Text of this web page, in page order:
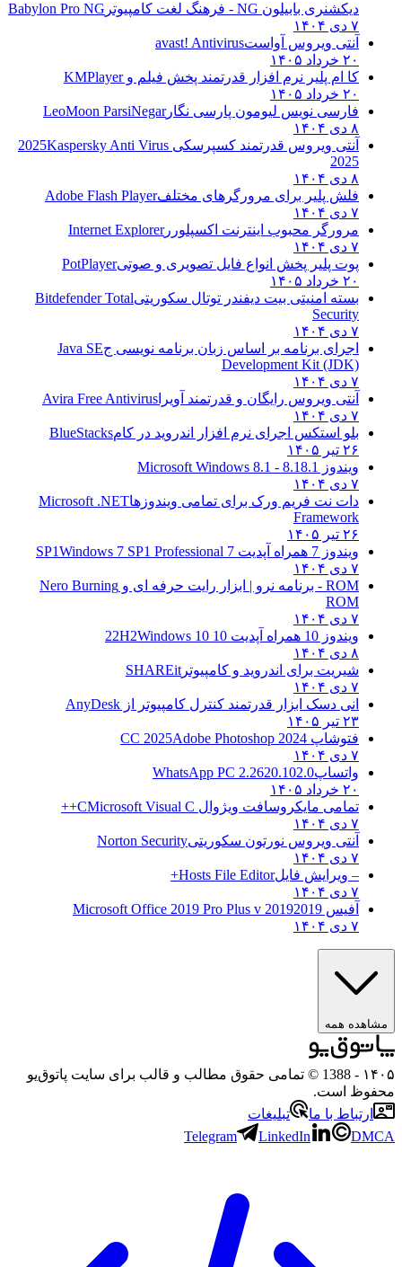
دیکشنری بابیلون NG - فرهنگ لغت کامپیوتر
Babylon Pro NG
۷ دی ۱۴۰۴
آنتی ویروس آواستavast! Antivirus
۲۰ خرداد ۱۴۰۵
کا ام پلیر نرم افزار قدرتمند پخش فیلم وKMPlayer
۲۰ خرداد ۱۴۰۵
فارسی نویس لیومون پارسی نگارLeoMoon ParsiNegar
۸ دی ۱۴۰۴
آنتی ویروس قدرتمند کسپرسکی 2025 Kaspersky Anti Virus
2025
۸ دی ۱۴۰۴
فلش پلیر برای مرورگرهای مختلفAdobe Flash Player
۷ دی ۱۴۰۴
مرورگر محبوب اینترنت اکسپلوررInternet Explorer
۷ دی ۱۴۰۴
پوت پلیر پخش انواع فایل تصویری و صوتیPotPlayer
۲۰ خرداد ۱۴۰۵
بسته امنیتی بیت دیفندر توتال سکوریتیBitdefender Total
Security
۷ دی ۱۴۰۴
اجرای برنامه بر اساس زبان برنامه نویسی جJava SE
Development Kit (JDK)
۷ دی ۱۴۰۴
آنتی ویروس رایگان و قدرتمند آویرا Avira Free Antivirus
۷ دی ۱۴۰۴
بلو استکس اجرای نرم افزار اندروید در کامBlueStacks
۲۶ تیر ۱۴۰۵
ویندوز 8.1
8.1 - Microsoft Windows 8.1
۷ دی ۱۴۰۴
دات نت فریم ورک برای تمامی ویندوزهاMicrosoft .NET
Framework
۲۶ تیر ۱۴۰۵
ویندوز 7 همراه آپدیت 7 SP1
Windows 7 SP1 Professional
۷ دی ۱۴۰۴
ROM - برنامه نرو | ابزار رایت حرفه ای و
Nero Burning
ROM
۷ دی ۱۴۰۴
ویندوز 10 همراه آپدیت 10 22H2
Windows 10
۸ دی ۱۴۰۴
شیریت برای اندروید و کامپیوتر SHAREit
۷ دی ۱۴۰۴
انی دسک ابزار قدرتمند کنترل کامپیوتر از AnyDesk
۲۳ تیر ۱۴۰۵
فتوشاپ CC 2025 Adobe Photoshop 2024
۷ دی ۱۴۰۴
واتساپWhatsApp PC 2.2620.102.0
۲۰ خرداد ۱۴۰۵
تمامی مایکروسافت ویژوال C Microsoft Visual C++
۷ دی ۱۴۰۴
آنتی ویروس نورتون سکوریتیNorton Security
۷ دی ۱۴۰۴
– ویرایش فایلHosts File Editor+
۷ دی ۱۴۰۴
آفیس 2019 2019 Microsoft Office 2019 Pro Plus v
۷ دی ۱۴۰۴
مشاهده همه
۱۴۰۵
- 1388 © تمامی حقوق مطالب و قالب برای سایت پاتوق‌یو
محفوظ است.
ارتباط با ما
تبلیغات
Telegram
LinkedIn DMCA